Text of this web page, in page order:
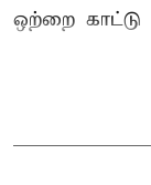
ஒற்றை காட்டு